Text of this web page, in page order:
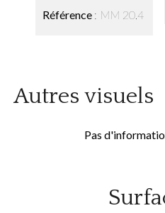
Référence MM 20.4
Autres visuels
Pas